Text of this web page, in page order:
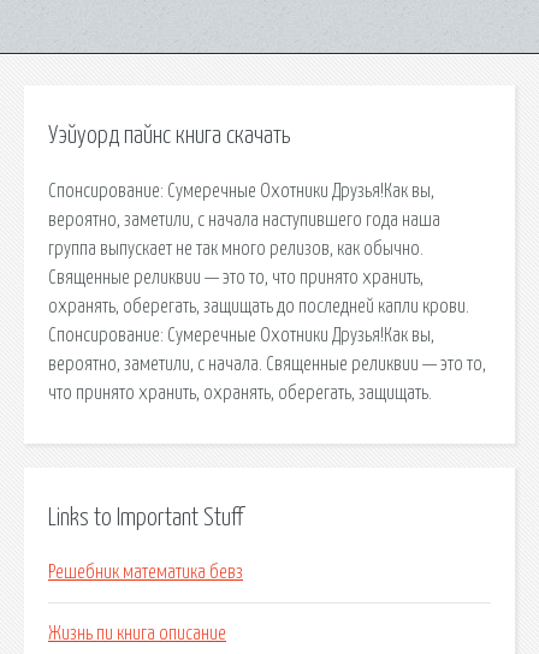
Уэйуорд пайнс книга скачать
Спонсирование: Сумеречные Охотники Друзья!Как вы,
вероятно, заметили, с начала наступившего года наша
группа выпускает не так много релизов, как обычно.
Священные реликвии — это то, что принято хранить,
охранять, оберегать, защищать до последней капли крови.
Спонсирование: Сумеречные Охотники Друзья!Как вы,
вероятно, заметили, с начала. Священные реликвии — это то,
что принято хранить, охранять, оберегать, защищать.
Links to Important Stuff
Решебник математика бевз
Жизнь пи книга описание